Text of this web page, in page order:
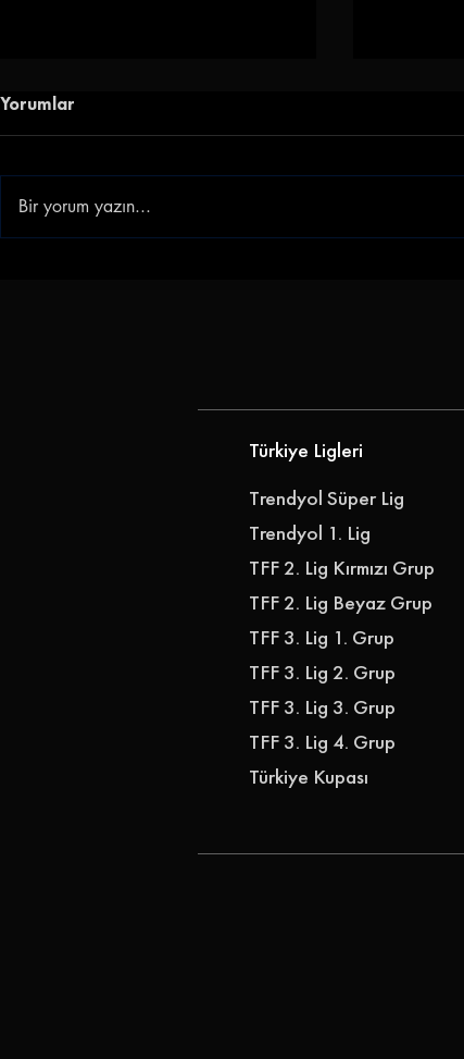
Yorumlar
Bir yorum yazın...
Türkiye Ligleri
Trendyol Süper Lig
Trendyol 1. Lig
TFF 2. Lig Kırmızı Grup
TFF 2. Lig Beyaz Grup
TFF 3. Lig 1. Grup
TFF 3. Lig 2. Grup
TFF 3. Lig 3. Grup
Türkiye Kupası
TFF 3. Lig 4. Grup